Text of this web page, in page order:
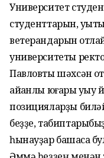
Университет
студенттарын,
ветерандарын
университеты
Павловты шәхсән
айҡанлы юғары уҡыу
позицияларҙы
беҙҙе,
һынауҙар башҡаса